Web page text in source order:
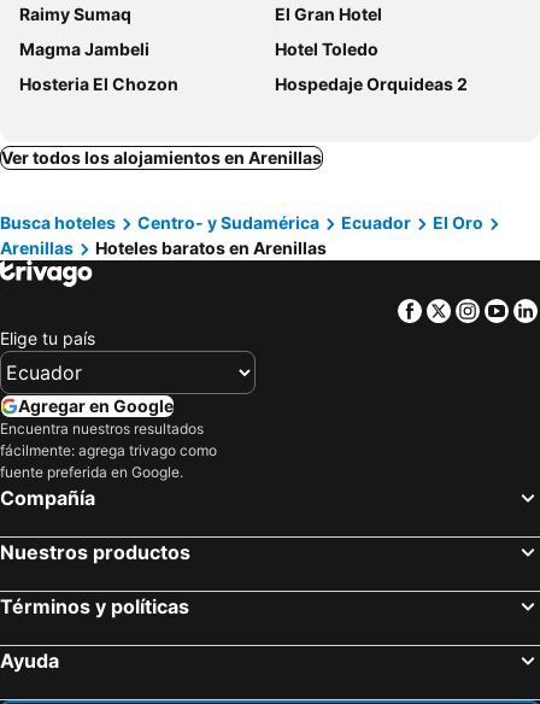
Raimy Sumaq
El Gran Hotel
Magma Jambeli
Hotel Toledo
Hosteria El Chozon
Hospedaje Orquideas 2
Ver todos los alojamientos en Arenillas
Busca hoteles Centro- y Sudamérica Ecuador
El Oro
Arenillas
Hoteles baratos en Arenillas
Facebook
Twitter
Elige tu país
Agregar en Google
Encuentra nuestros resultados
fácilmente: agrega trivago como
fuente preferida en Google.
Compañía
Nuestros productos
Términos y políticas
Ayuda